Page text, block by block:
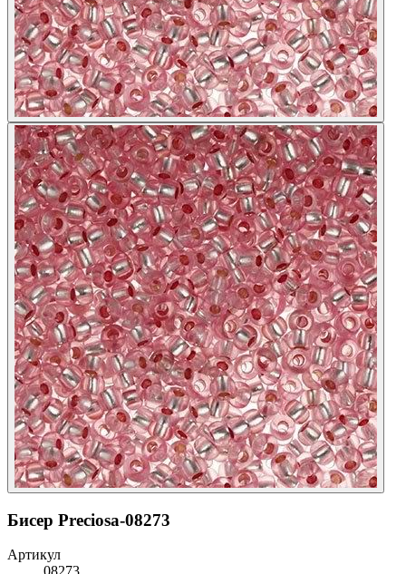
Бисер Preciosa-08273
Артикул